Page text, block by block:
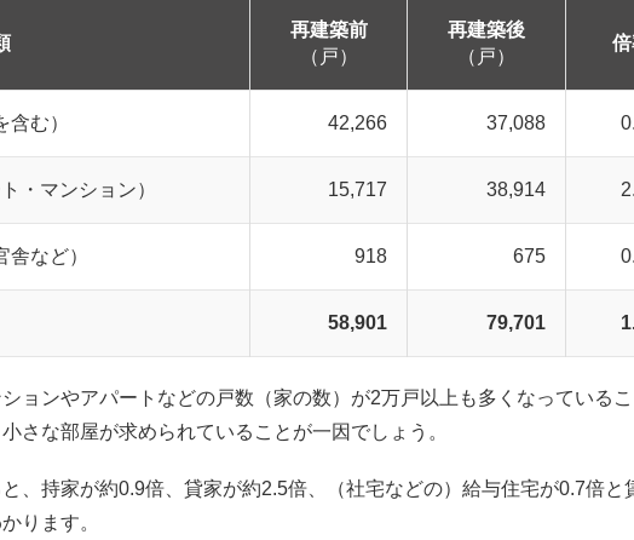
再建築前
（戸）
再建築後
（戸）
む） 42,266 37,088
・マンション） 15,717 38,914
など） 918 675
58,901 79,701
ョンやアパートなどの戸数（家の数）が2万戸以上も多くなっている
さな部屋が求められていることが一因でしょう。
、持家が約0.9倍、貸家が約2.5倍、（社宅などの）給与住宅が0.7倍と
ります。